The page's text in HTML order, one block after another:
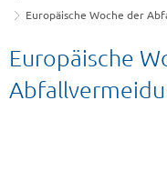
Europäische Woche der
Europäische